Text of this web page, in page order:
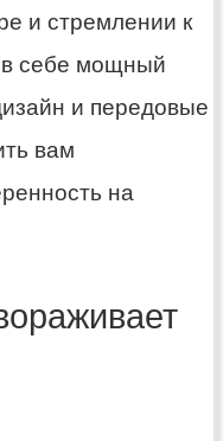
и стремлении к
в себе мощный
и передовые
вам
на